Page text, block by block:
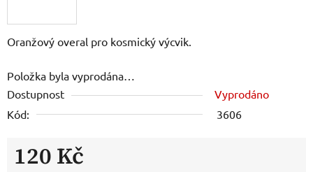
Oranžový overal pro kosmický výcvik.
Položka byla vyprodána…
Dostupnost
Vyprodáno
Kód:
3606
120 Kč